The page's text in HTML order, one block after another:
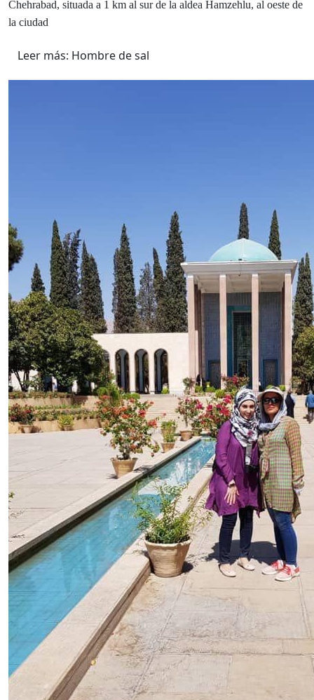
Chehrabad, situada a 1 km al sur de la aldea Hamzehlu, al oeste de
la ciudad
Leer más: Hombre de sal